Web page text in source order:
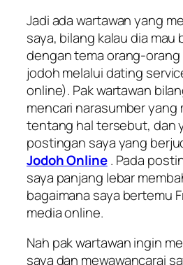
Jadi ada wartawan yang
saya, bilang kalau dia mau
dengan tema orang-
jodoh melaluidating
online). Pak wartawan
mencari narasumber yang
tentang hal tersebut, dan
postingan saya yang
Jodoh Online. Pada
saya panjang lebar
bagaimana saya bertemu
media online.
Nah pak wartawan ingin
saya dan mewawancarai